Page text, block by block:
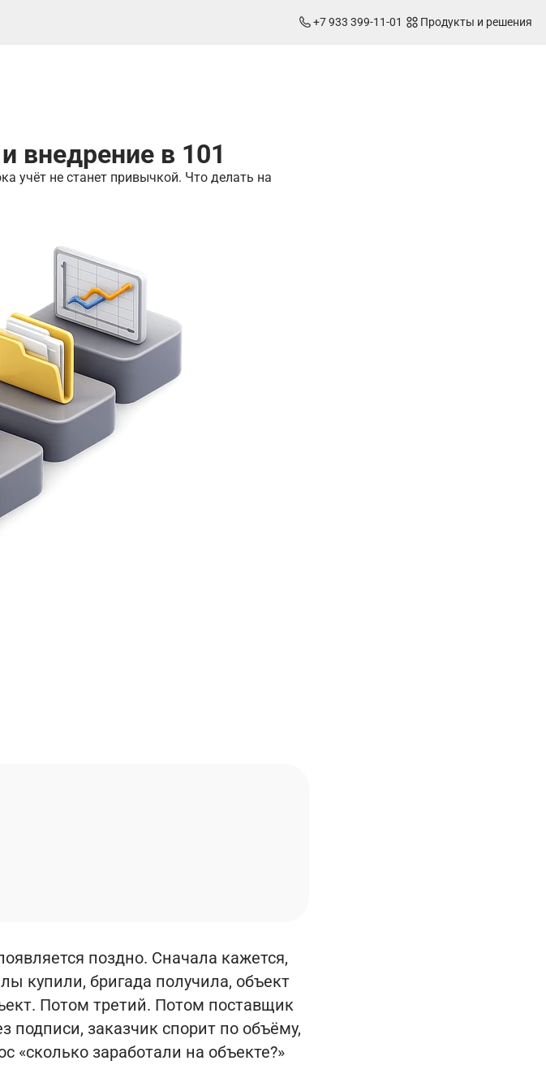
+7 933 399-11-01 Продукты и решения
внедрение в 101
учёт не станет привычкой. Что делать на
поздно. Сначала кажется,
купили, бригада получила, объект
Потом третий. Потом поставщик
подписи, заказчик спорит по объёму,
«сколько заработали на объекте?»